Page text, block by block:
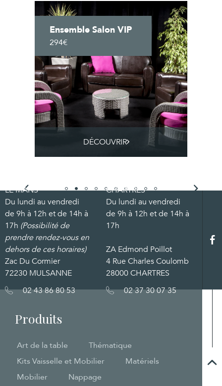
DÉCOUVRIR
Ensemble Salon VIP
294€
Produits
Art de la table
Thématique
Kits Vaisselle et Mobilier
Matériels
Mobilier
Nappage
LE MANS
Du lundi au vendredi
de 9h à 12h et de 14h à
17h (Possibilité de
prendre rendez-vous en
dehors de ces horaires)
Zac Du Cormier
72230 MULSANNE
02 43 86 80 53
CHARTRES
Du lundi au vendredi
de 9h à 12h et de 14h à
17h
ZA Edmond Poillot
4 Rue Charles Coulomb
28000 CHARTRES
02 37 30 07 35